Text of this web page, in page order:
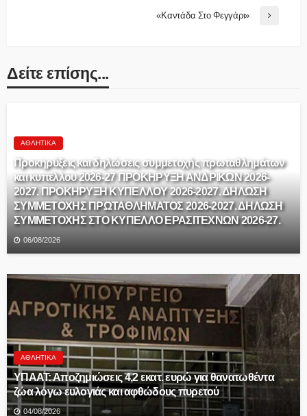
«Καντάδα Στο Φεγγάρι»
Δείτε επίσης...
ΑΘΛΗΤΙΚΆ
Προκηρύξεις και δηλώσεις συμμετοχής πρωταθλημάτων
και κυπέλλου 2026-27 ΠΡΟΚΗΡΥΞΗ ΑΝΔΡΙΚΩΝ 2026-
2027. ΠΡΟΚΗΡΥΞΗ ΚΥΠΕΛΛΟΥ 2026-2027. ΔΗΛΩΣΗ
ΣΥΜΜΕΤΟΧΗΣ ΠΡΩΤΑΘΛΗΜΑΤΟΣ 2026-2027. ΔΗΛΩΣΗ
ΣΥΜΜΕΤΟΧΗΣ ΣΤΟ ΚΥΠΕΛΛΟ ΕΡΑΣΙΤΕΧΝΩΝ 2026-27.
06/08/2026
ΑΘΛΗΤΙΚΆ
ΥΠΑΑΤ: Αποζημιώσεις 4,2 εκατ. ευρώ για θανατωθέντα
ζώα λόγω ευλογιάς και αφθώδους πυρετού
04/08/2026